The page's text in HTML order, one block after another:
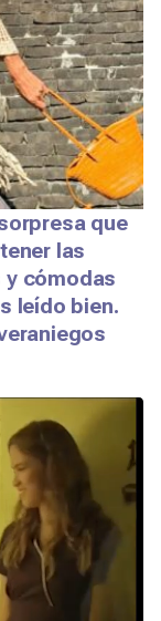
que
las
y cómodas
leído bien.